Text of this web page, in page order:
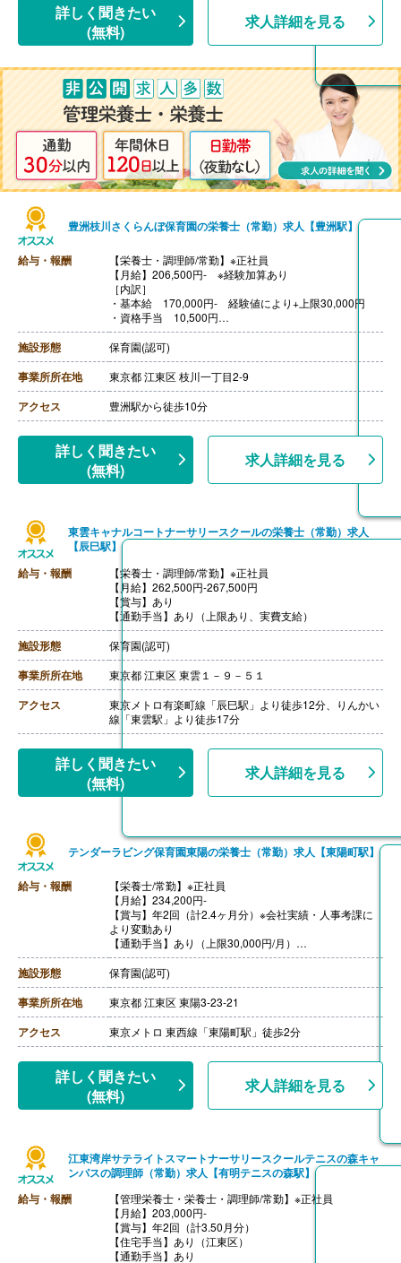
詳しく聞きたい
(無料)
求人詳細を見る
豊洲枝川さくらんぼ保育園の栄養士（常勤）求人【豊洲駅】
給与・報酬
【栄養士・調理師/常勤】※正社員
【月給】206,500円- ※経験加算あり
［内訳］
・基本給 170,000円- 経験値により+上限30,000円
・資格手当 10,500円
・地域手当 15,000円
・食事補助 1,000円
・調整給 10,000円
・日曜日祝日手当 5,000円/回
【賞与】年2回（計4.00ヶ月分）※前年度実績
【通勤手当】あり(上限30,000円/月)
【昇給】年1回
施設形態 保育園(認可)
事業所所在地 東京都 江東区 枝川一丁目2-9
アクセス 豊洲駅から徒歩10分
詳しく聞きたい
(無料)
求人詳細を見る
東雲キャナルコートナーサリースクールの栄養士（常勤）求人
【辰巳駅】
給与・報酬
【栄養士・調理師/常勤】※正社員
【月給】262,500円-267,500円
【賞与】あり
【通勤手当】あり（上限あり、実費支給）
施設形態 保育園(認可)
事業所所在地 東京都 江東区 東雲１－９－５１
アクセス
東京メトロ有楽町線「辰巳駅」より徒歩12分、りんかい
線「東雲駅」より徒歩17分
詳しく聞きたい
(無料)
求人詳細を見る
テンダーラビング保育園東陽の栄養士（常勤）求人【東陽町駅】
給与・報酬
【栄養士/常勤】※正社員
【月給】234,200円-
【賞与】年2回（計2.4ヶ月分）※会社実績・人事考課に
より変動あり
【通勤手当】あり（上限30,000円/月）
【昇給】あり（1月あたり3,000円-10,600円）※会社実
績・人事考課により変動あり
【退職金】あり（勤続5年以上）
施設形態 保育園(認可)
事業所所在地 東京都 江東区 東陽3-23-21
アクセス 東京メトロ 東西線「東陽町駅」徒歩2分
詳しく聞きたい
(無料)
求人詳細を見る
江東湾岸サテライトスマートナーサリースクールテニスの森キャ
ンパスの調理師（常勤）求人【有明テニスの森駅】
給与・報酬
【管理栄養士・栄養士・調理師/常勤】※正社員
【月給】203,000円-
【賞与】年2回（計3.50月分）
【住宅手当】あり（江東区）
【通勤手当】あり